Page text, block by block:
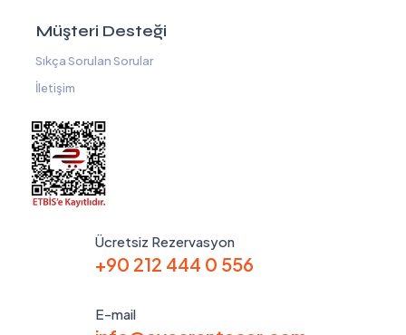
Müşteri Desteği
Sıkça Sorulan Sorular
İletişim
Ücretsiz Rezervasyon
+90 212 444 0 556
E-mail